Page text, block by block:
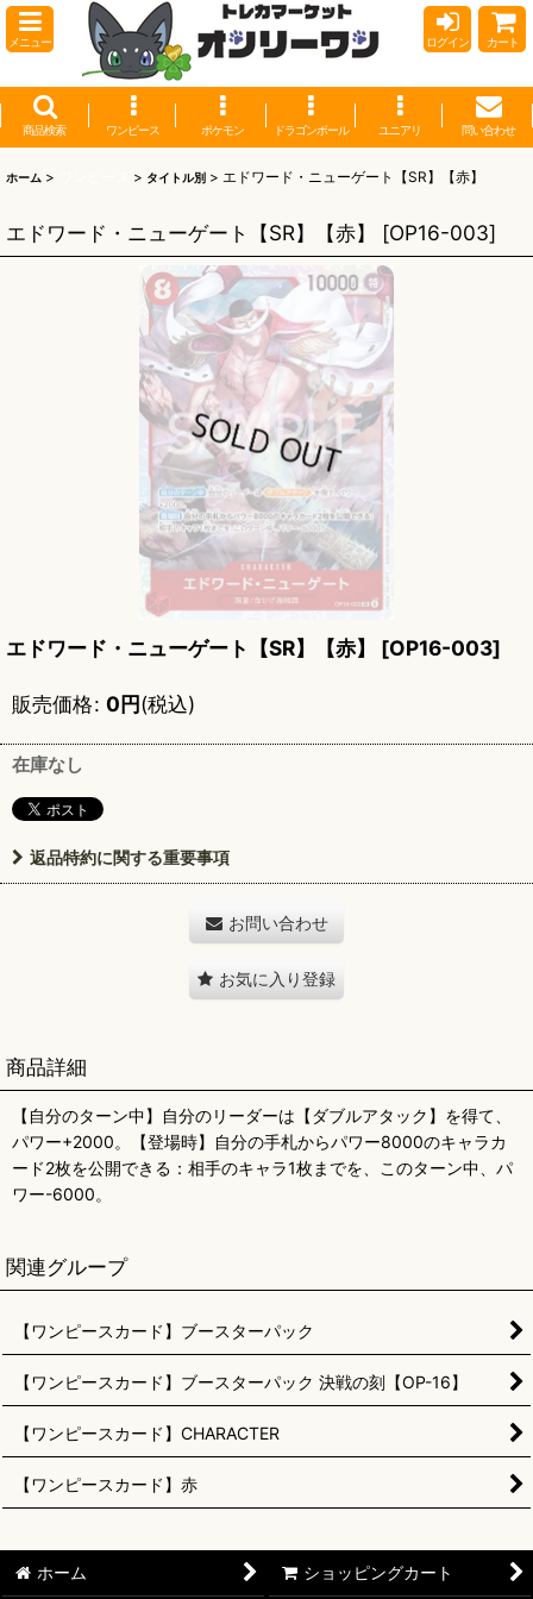
メニュー ログイン カート
商品検索 ワンピース ポケモン ドラゴンボール ユニアリ 問い合わせ
ホーム > > タイトル別 > エドワード・ニューゲート【SR】【赤】
エドワード・ニューゲート【SR】【赤】 [OP16-003]
エドワード・ニューゲート【SR】【赤】 [OP16-003]
販売価格: 0円(税込)
在庫なし
返品特約に関する重要事項
お問い合わせ
お気に入り登録
商品詳細
【自分のターン中】自分のリーダーは【ダブルアタック】を得て、
パワー+2000。【登場時】自分の手札からパワー8000のキャラカ
ード2枚を公開できる：相手のキャラ1枚までを、このターン中、パ
ワー-6000。
関連グループ
【ワンピースカード】ブースターパック
【ワンピースカード】ブースターパック 決戦の刻【OP-16】
【ワンピースカード】CHARACTER
【ワンピースカード】赤
ホーム ショッピングカート